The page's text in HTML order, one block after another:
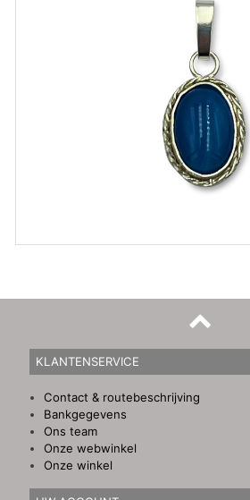
KLANTENSERVICE
Contact & routebeschrijving
Bankgegevens
Ons team
Onze webwinkel
Onze winkel